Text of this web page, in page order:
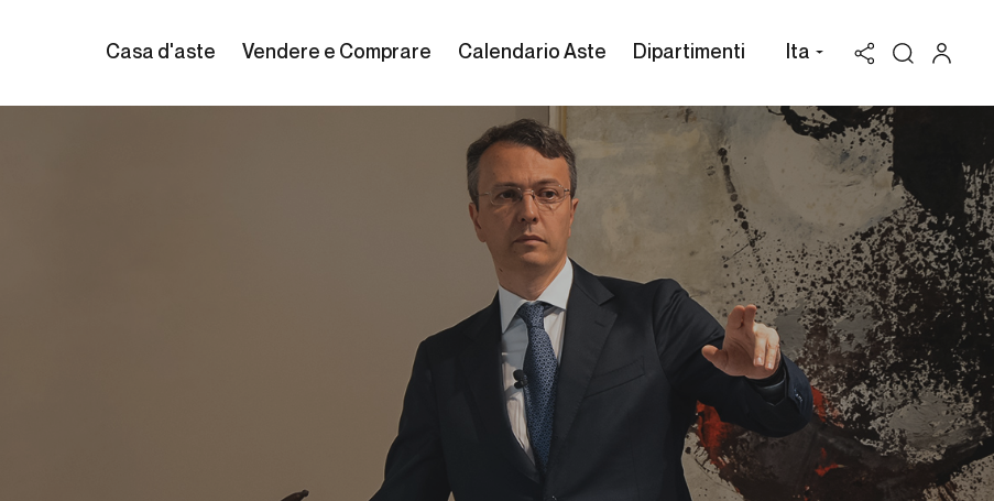
Casa d'aste Vendere e Comprare Calendario Aste Dipartimenti Ita